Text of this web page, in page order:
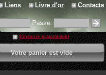
Liens Livre d'or Contacts
Passe:
S'inscrire gratuitement
Votre panier est vide
0 article
Valider votre panier